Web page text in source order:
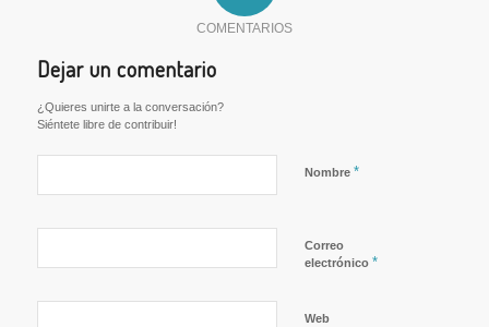
COMENTARIOS
Dejar un comentario
¿Quieres unirte a la conversación?
Siéntete libre de contribuir!
Nombre *
Correo
electrónico *
Web